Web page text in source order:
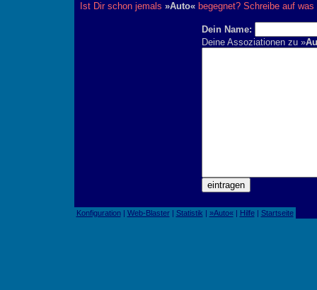
Ist Dir schon jemals »Auto«begegnet? Schreibe auf was
Dein Name:
Deine Assoziationen zu »
Konfiguration| Web-Blaster| Statistik | »Auto«| Hilfe| Startseite